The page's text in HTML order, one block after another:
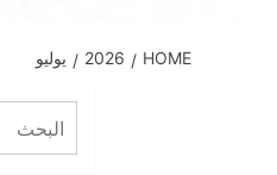
HOME
2026 يوليو
البحث